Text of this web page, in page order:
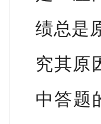
绩总是
究其原
中答题